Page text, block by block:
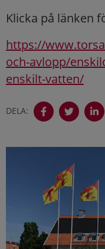
Klicka på länken
https://
och-avlopp/
enskilt-vatten/
DELA: